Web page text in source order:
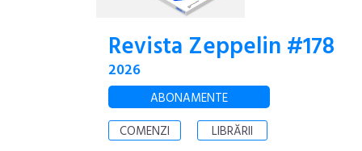
Revista Zeppelin #178
2026
ABONAMENTE
COMENZI
LIBRĂRII